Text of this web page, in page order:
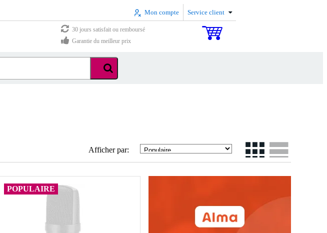
Mon compte Service client
30 jours satisfait ou remboursé
Garantie du meilleur prix
Afficher par:
POPULAIRE